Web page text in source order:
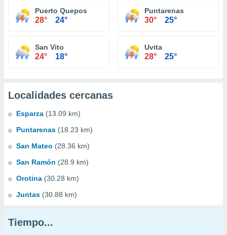
Puerto Quepos
28° 24°
Puntarenas
30° 25°
San Vito
24° 18°
Uvita
28° 25°
Localidades cercanas
Esparza (13.09 km)
Puntarenas (18.23 km)
San Mateo (28.36 km)
San Ramón (28.9 km)
Orotina (30.28 km)
Juntas (30.88 km)
Tiempo...